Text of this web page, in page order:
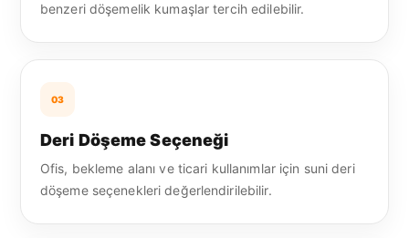
benzeri döşemelik kumaşlar tercih edilebilir.
03
Deri Döşeme Seçeneği
Ofis, bekleme alanı ve ticari kullanımlar için suni deri
döşeme seçenekleri değerlendirilebilir.